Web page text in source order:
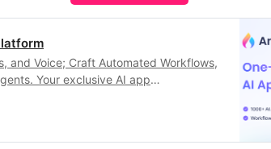
and Voice; Craft Automated Workflows,
Your exclusive AI app